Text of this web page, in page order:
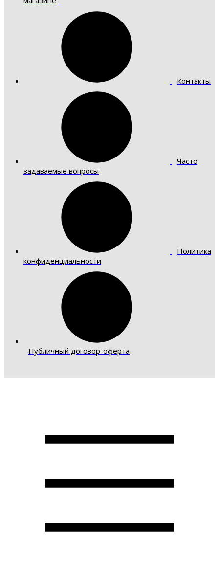
Контакты
Часто
задаваемые вопросы
Политика
конфиденциальности
Публичный договор-оферта